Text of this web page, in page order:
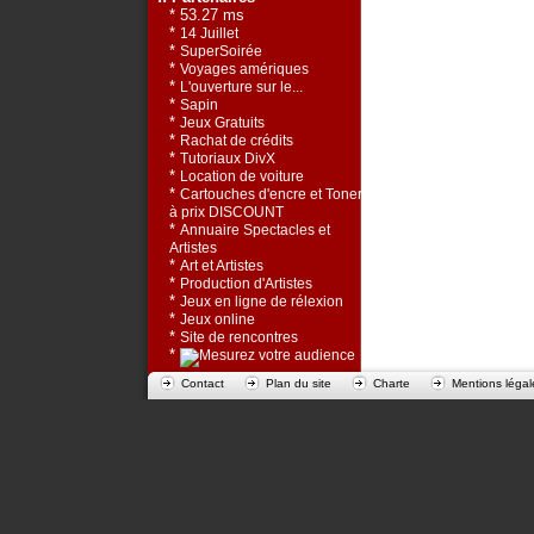
* 53.27 ms
* 14 Juillet
* SuperSoirée
* Voyages amériques
* L'ouverture sur le...
* Sapin
* Jeux Gratuits
* Rachat de crédits
* Tutoriaux DivX
* Location de voiture
* Cartouches d'encre et Toners
à prix DISCOUNT
* Annuaire Spectacles et
Artistes
* Art et Artistes
* Production d'Artistes
* Jeux en ligne de rélexion
* Jeux online
* Site de rencontres
*
Contact Plan du site Charte Mentions